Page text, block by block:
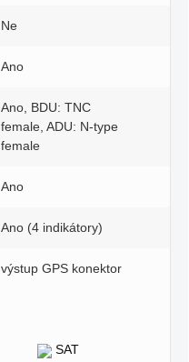
Ne
Ano
Ano, BDU: TNC
female, ADU: N-type
female
Ano
Ano (4 indikátory)
výstup GPS konektor
SAT